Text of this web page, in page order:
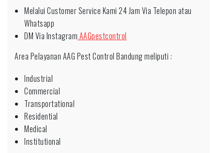
Melalui Customer Service Kami 24 Jam Via Telepon atau
Whatsapp
DM Via Instagram AAGpestcontrol
Area Pelayanan AAG Pest Control Bandung meliputi :
Industrial
Commercial
Transportational
Residential
Medical
Institutional